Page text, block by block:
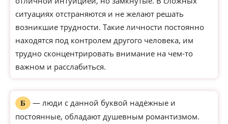
ситуациях отстраняются и не желают решать
возникшие трудности. Такие личности постоянно
находятся под контролем другого человека, им
трудно сконцентрировать внимание на чем-то
важном и расслабиться.
Б
— люди с данной буквой надёжные и
постоянные, обладают душевным романтизмом.